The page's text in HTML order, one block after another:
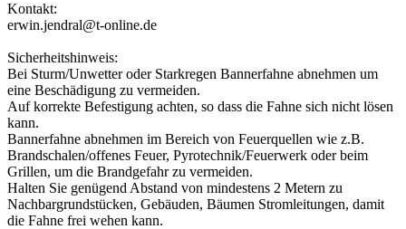
Kontakt:
erwin.jendral@t-online.de
Sicherheitshinweis:
Bei Sturm/Unwetter oder Starkregen Bannerfahne abnehmen um
eine Beschädigung zu vermeiden.
Auf korrekte Befestigung achten, so dass die Fahne sich nicht lösen
kann.
Bannerfahne abnehmen im Bereich von Feuerquellen wie z.B.
Brandschalen/offenes Feuer, Pyrotechnik/Feuerwerk oder beim
Grillen, um die Brandgefahr zu vermeiden.
Halten Sie genügend Abstand von mindestens 2 Metern zu
Nachbargrundstücken, Gebäuden, Bäumen Stromleitungen, damit
die Fahne frei wehen kann.